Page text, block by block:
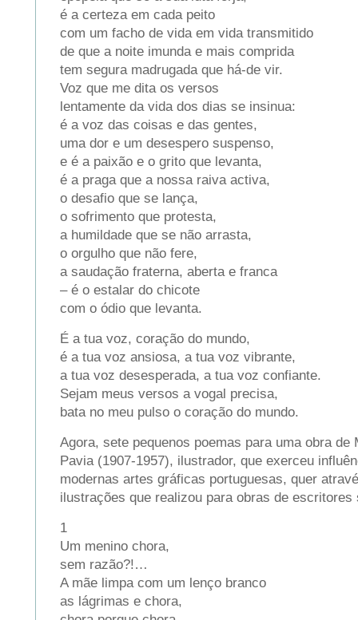
é a certeza em cada peito
com um facho de vida em vida transmitido
de que a noite imunda e mais comprida
tem segura madrugada que há-de vir.
Voz que me dita os versos
lentamente da vida dos dias se insinua:
é a voz das coisas e das gentes,
uma dor e um desespero suspenso,
e é a paixão e o grito que levanta,
é a praga que a nossa raiva activa,
o desafio que se lança,
o sofrimento que protesta,
a humildade que se não arrasta,
o orgulho que não fere,
a saudação fraterna, aberta e franca
– é o estalar do chicote
com o ódio que levanta.
É a tua voz, coração do mundo,
é a tua voz ansiosa, a tua voz vibrante,
a tua voz desesperada, a tua voz confiante.
Sejam meus versos a vogal precisa,
bata no meu pulso o coração do mundo.
Agora, sete pequenos poemas para uma obra de
Pavia (1907-1957), ilustrador, que exerceu
modernas artes gráficas portuguesas, quer
ilustrações que realizou para obras de escritores
1
Um menino chora,
sem razão?!…
A mãe limpa com um lenço branco
as lágrimas e chora,